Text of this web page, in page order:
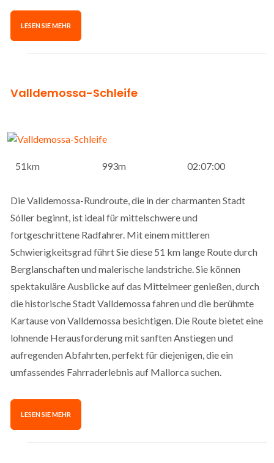
LESEN SIE MEHR
Valldemossa-Schleife
51km 993m 02:07:00
Die Valldemossa-Rundroute, die in der charmanten Stadt
Sóller beginnt, ist ideal für mittelschwere und
fortgeschrittene Radfahrer. Mit einem mittleren
Schwierigkeitsgrad führt Sie diese 51 km lange Route durch
Berglanschaften und malerische landstriche. Sie können
spektakuläre Ausblicke auf das Mittelmeer genießen, durch
die historische Stadt Valldemossa fahren und die berühmte
Kartause von Valldemossa besichtigen. Die Route bietet eine
lohnende Herausforderung mit sanften Anstiegen und
aufregenden Abfahrten, perfekt für diejenigen, die ein
umfassendes Fahrraderlebnis auf Mallorca suchen.
LESEN SIE MEHR